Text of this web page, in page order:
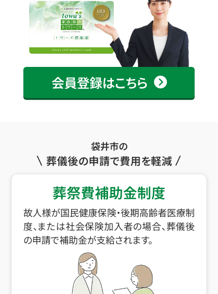
会員登録はこちら
袋井市の
葬儀後の申請で費用を軽減
葬祭費補助金制度
故人様が国民健康保険・後期高齢者医療制
度、または社会保険加入者の場合、葬儀後
の申請で補助金が支給されます。